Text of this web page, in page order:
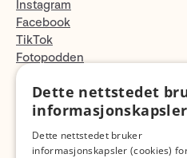
Instagram
Facebook
TikTok
Fotopodden
Med forbehold om skrive- og lagerfeil
Dette nettstedet
informasjonskapsler
Dette nettstedet bruker
informasjonskapsler (cookies)